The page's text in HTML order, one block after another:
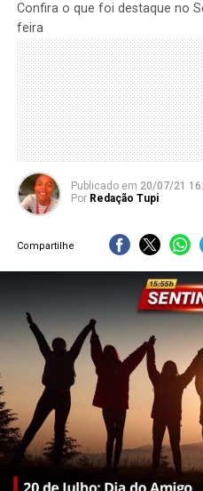
Confira o que foi destaque no
feira
Publicado em 20/07/21
Por Redação Tupi
Compartilhe